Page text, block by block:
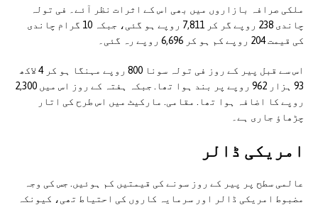
ملکی صرافہ بازاروں میں بھی اس کے اثرات نظر آئے۔ فی تولہ
چاندی 238 روپے گر کر 7,811 روپے ہو گئی، جبکہ 10 گرام چاندی
کی قیمت 204 روپے کم ہو کر 6,696 روپے رہ گئی۔
اس سے قبل پیر کے روز فی تولہ سونا 800 روپے مہنگا ہو کر 4 لاکھ
93 ہزار 962 روپے پر بند ہوا تھا. جبکہ ہفتہ کے روز اس میں 2,300
روپے کا اضافہ ہوا تھا. مقامی. مارکیٹ میں اس طرح کی اتار
چڑھاؤ جاری ہے۔
امریکی ڈالر
عالمی سطح پر پیر کے روز سونے کی قیمتیں کم ہوئیں. جس کی وجہ
مضبوط امریکی ڈالر اور سرمایہ کاروں کی احتیاط تھی، کیونکہ